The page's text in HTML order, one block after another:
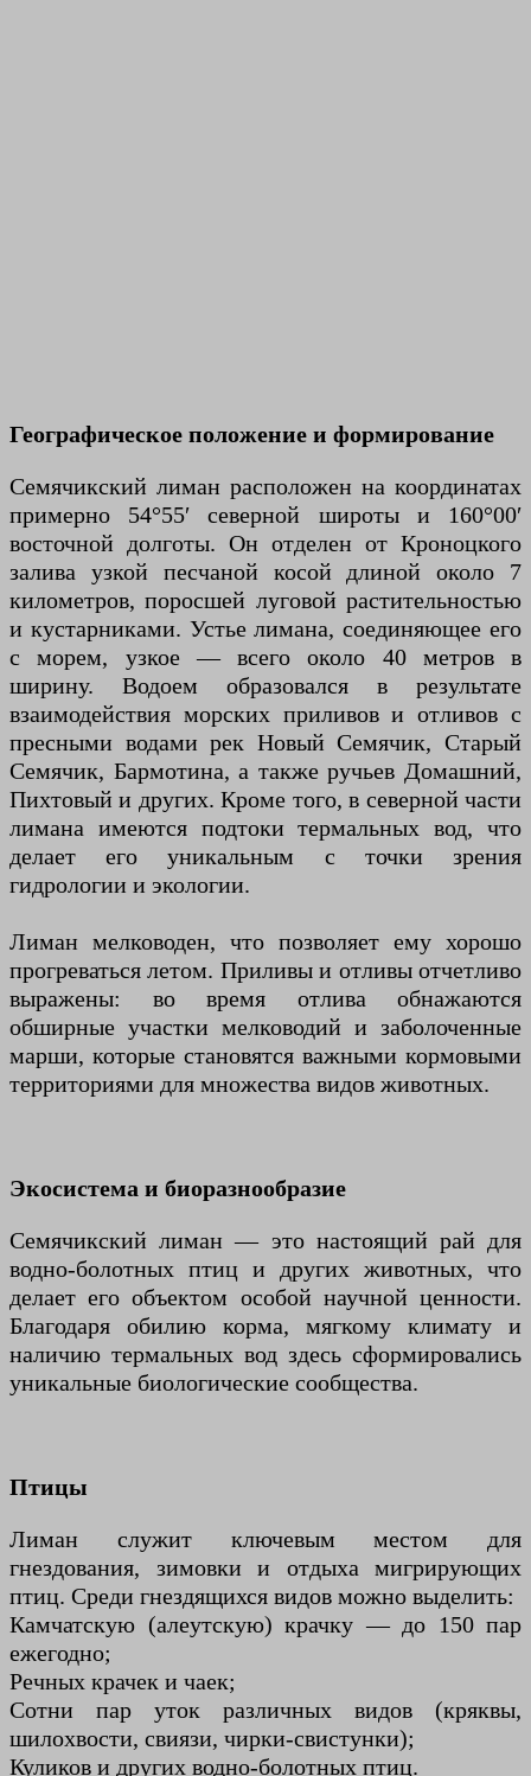
Географическое положение и формирование
Семячикский лиман расположен на координатах
примерно 54°55′ северной широты и 160°00′
восточной долготы. Он отделен от Кроноцкого
залива узкой песчаной косой длиной около 7
километров, поросшей луговой растительностью
и кустарниками. Устье лимана, соединяющее его
с морем, узкое — всего около 40 метров в
ширину. Водоем образовался в результате
взаимодействия морских приливов и отливов с
пресными водами рек Новый Семячик, Старый
Семячик, Бармотина, а также ручьев Домашний,
Пихтовый и других. Кроме того, в северной части
лимана имеются подтоки термальных вод, что
делает его уникальным с точки зрения
гидрологии и экологии.
Лиман мелководен, что позволяет ему хорошо
прогреваться летом. Приливы и отливы отчетливо
выражены: во время отлива обнажаются
обширные участки мелководий и заболоченные
марши, которые становятся важными кормовыми
территориями для множества видов животных.
Экосистема и биоразнообразие
Семячикский лиман — это настоящий рай для
водно-болотных птиц и других животных, что
делает его объектом особой научной ценности.
Благодаря обилию корма, мягкому климату и
наличию термальных вод здесь сформировались
уникальные биологические сообщества.
Птицы
Лиман служит ключевым местом для
гнездования, зимовки и отдыха мигрирующих
птиц. Среди гнездящихся видов можно выделить:
Камчатскую (алеутскую) крачку — до 150 пар
ежегодно;
Речных крачек и чаек;
Сотни пар уток различных видов (кряквы,
шилохвости, свиязи, чирки-свистунки);
Куликов и других водно-болотных птиц.